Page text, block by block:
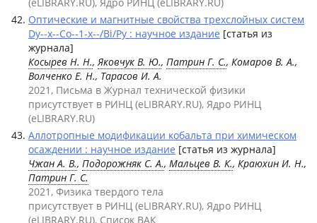
Оптические и магнитные свойства трехслойных систем
Dy--x--Co--1-x--/Bi/Py : научное издание [статья из
журнала]
Косырев Н. Н.,Яковчук В. Ю., Патрин Г. С., Комаров В. А.,
Волченко Е. Н., Тарасов И. А.
2021, Письма в Журнал технической физики
присутствует в РИНЦ (eLIBRARY.RU), Ядро РИНЦ
(eLIBRARY.RU)
Аллотропные модификации кобальта при химическом
осаждении : научное издание [статья из журнала]
Чжан А. В., Подорожняк С. А., Мальцев В. К., Краюхин И. Н.,
Патрин Г. С.
2021, Физика твердого тела
присутствует в РИНЦ (eLIBRARY.RU), Ядро РИНЦ
(eLIBRARY.RU), Список ВАК